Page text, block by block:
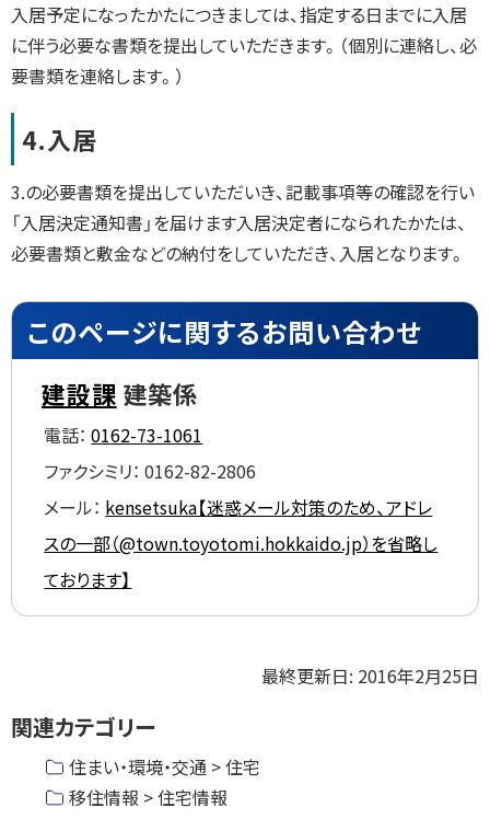
入居予定になったかたにつきましては、指定する日までに入居
に伴う必要な書類を提出していただきます。（個別に連絡し、必
要書類を連絡します。）
4.入居
3.の必要書類を提出していただいき、記載事項等の確認を行い
「入居決定通知書」を届けます入居決定者になられたかたは、
必要書類と敷金などの納付をしていただき、入居となります。
ト このページに関するお問い合わせ
建設課 建築係
電話： 0162-73-1061
ファクシミリ： 0162-82-2806
メール： kensetsuka【迷惑メール対策のため、アドレ
スの一部（@town.toyotomi.hokkaido.jp）を省略し
ております】
プ
最終更新日: 2016年2月25日
関連カテゴリー
住まい・環境・交通 > 住宅
移住情報 > 住宅情報